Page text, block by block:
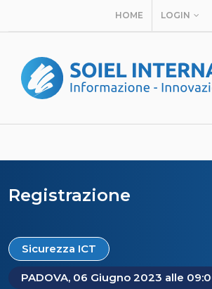
HOME LOGIN
Registrazione
Sicurezza ICT
PADOVA, 06 Giugno 2023 alle